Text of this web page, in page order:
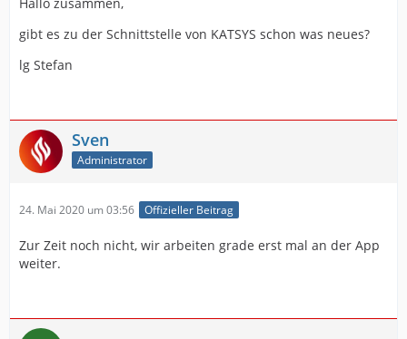
gibt es zu der Schnittstelle von KATSYS schon was neues?
lg Stefan
Sven
Administrator
24. Mai 2020 um 03:56 Offizieller Beitrag
Zur Zeit noch nicht, wir arbeiten grade erst mal an der App
weiter.